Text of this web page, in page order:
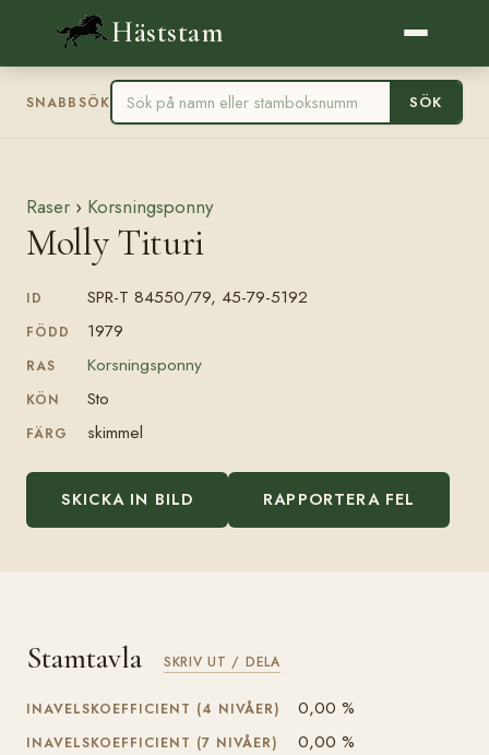
Häststam
SNABBSÖK SÖK
Raser › Korsningsponny
Molly Tituri
ID SPR-T 84550/79, 45-79-5192
FÖDD 1979
RAS Korsningsponny
KÖN Sto
FÄRG skimmel
SKICKA IN BILD RAPPORTERA FEL
Stamtavla SKRIV UT / DELA
INAVELSKOEFFICIENT (4 NIVÅER) 0,00 %
INAVELSKOEFFICIENT (7 NIVÅER) 0,00 %